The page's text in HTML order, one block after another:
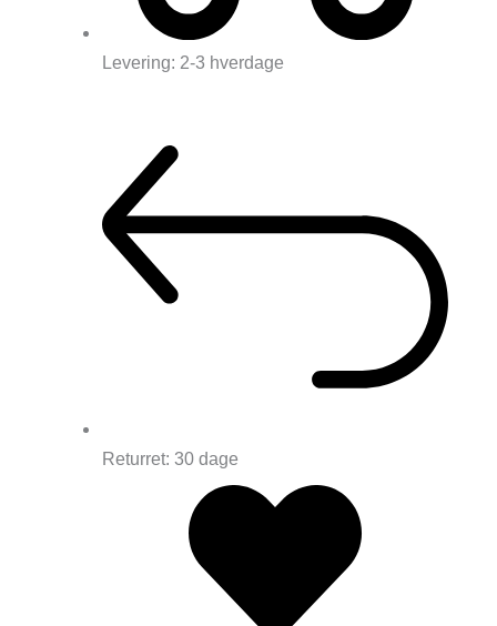
Levering: 2-3 hverdage
Returret: 30 dage